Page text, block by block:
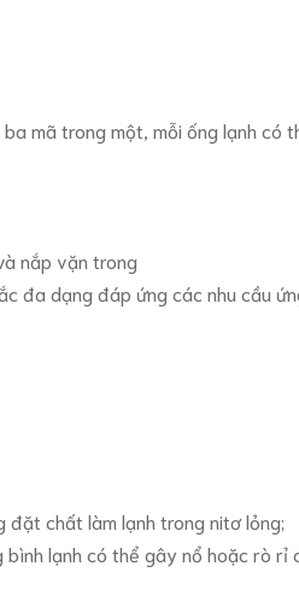
mã trong một, mỗi ống lạnh có
nắp vặn trong
đa dạng đáp ứng các nhu cầu
đặt chất làm lạnh trong nitơ lỏng;
lạnh có thể gây nổ hoặc rò rỉ